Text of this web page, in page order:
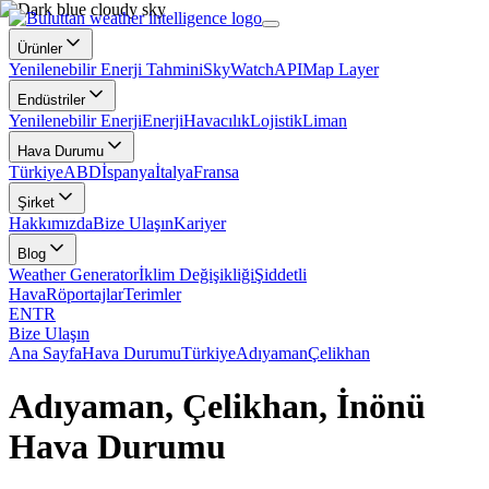
Ürünler
Yenilenebilir Enerji TahminiSkyWatchAPIMap Layer
Endüstriler
Yenilenebilir EnerjiEnerjiHavacılıkLojistikLiman
Hava Durumu
TürkiyeABDİspanyaİtalyaFransa
Şirket
HakkımızdaBize UlaşınKariyer
Blog
Weather Generatorİklim DeğişikliğiŞiddetli
HavaRöportajlarTerimler
ENTR
Bize Ulaşın
Ana SayfaHava DurumuTürkiyeAdıyamanÇelikhan
Adıyaman, Çelikhan, İnönü
Hava Durumu